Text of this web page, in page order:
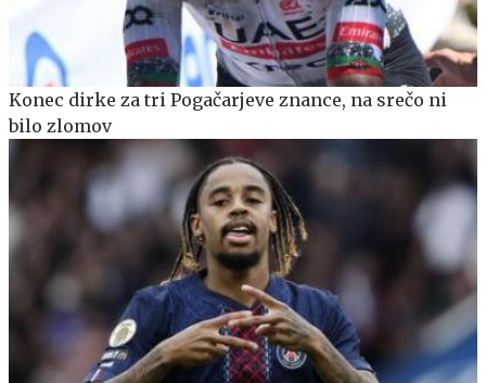
Konec dirke za tri Pogačarjeve znance, na srečo ni
bilo zlomov